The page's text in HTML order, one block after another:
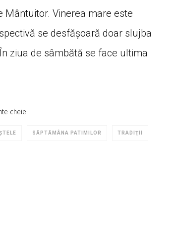
Vinerea mare este
se desfășoară doar slujba
ziua de sâmbătă se face ultima
cheie:
SĂPTĂMÂNA PATIMILOR TRADIŢII